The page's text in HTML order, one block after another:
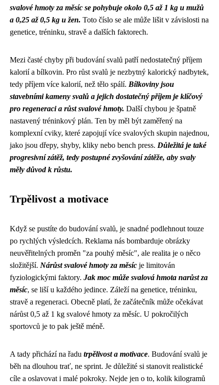
svalové hmoty za měsíc se pohybuje okolo 0,5 až 1 kg u mužů
a 0,25 až 0,5 kg u žen. Toto číslo se ale může lišit v závislosti na
genetice, tréninku, stravě a dalších faktorech.
Mezi časté chyby při budování svalů patří nedostatečný příjem
kalorií a bílkovin. Pro růst svalů je nezbytný kalorický nadbytek,
tedy příjem více kalorií, než tělo spálí. Bílkoviny jsou
stavebními kameny svalů a jejich dostatečný příjem je klíčový
pro regeneraci a růst svalové hmoty. Další chybou je špatně
nastavený tréninkový plán. Ten by měl být zaměřený na
komplexní cviky, které zapojují více svalových skupin najednou,
jako jsou dřepy, shyby, kliky nebo bench press. Důležitá je také
progresivní zátěž, tedy postupné zvyšování zátěže, aby svaly
měly důvod k růstu.
Trpělivost a motivace
Když se pustíte do budování svalů, je snadné podlehnout touze
po rychlých výsledcích. Reklama nás bombarduje obrázky
neuvěřitelných proměn "za pouhý měsíc", ale realita je o něco
složitější. Nárůst svalové hmoty za měsíc je limitován
fyziologickými faktory. Jak moc může svalová hmota narůst za
měsíc, se liší u každého jedince. Záleží na genetice, tréninku,
stravě a regeneraci. Obecně platí, že začátečník může očekávat
nárůst 0,5 až 1 kg svalové hmoty za měsíc. U pokročilých
sportovců je to pak ještě méně.
A tady přichází na řadu trpělivost a motivace. Budování svalů je
běh na dlouhou trať, ne sprint. Je důležité si stanovit realistické
cíle a oslavovat i malé pokroky. Nejde jen o to, kolik kilogramů